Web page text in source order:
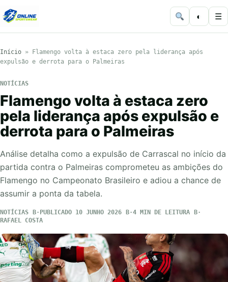
◐ ☰
Início »
Flamengo volta à estaca zero pela liderança após
expulsão e derrota para o Palmeiras
NOTÍCIAS
Flamengo volta à estaca zero
pela liderança após expulsão e
derrota para o Palmeiras
Análise detalha como a expulsão de Carrascal no início da
partida contra o Palmeiras comprometeu as ambições do
Flamengo no Campeonato Brasileiro e adiou a chance de
assumir a ponta da tabela.
NOTÍCIAS PUBLICADO 10 JUNHO 2026
4 MIN DE LEITURA
RAFAEL COSTA